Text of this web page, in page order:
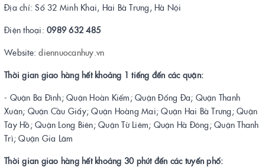
Địa chỉ: Số 32 Minh Khai, Hai Bà Trưng, Hà Nội
Điện thoại: 0989 632 485
Website:diennuocanhuy.vn
Thời gian giao hàng hết khoảng 1 tiếng đến các quận:
- Quận Ba Đình; Quận Hoàn Kiếm; Quận Đống Đa; Quận Thanh
Xuân; Quận Cầu Giấy; Quận Hoàng Mai; Quận Hai Bà Trưng; Quận
Tây Hồ; Quận Long Biên; Quận Từ Liêm; Quận Hà Đông; Quận Thanh
Trì; Quận Gia Lâm
Thời gian giao hàng hết khoảng 30 phút đến các tuyến phố: